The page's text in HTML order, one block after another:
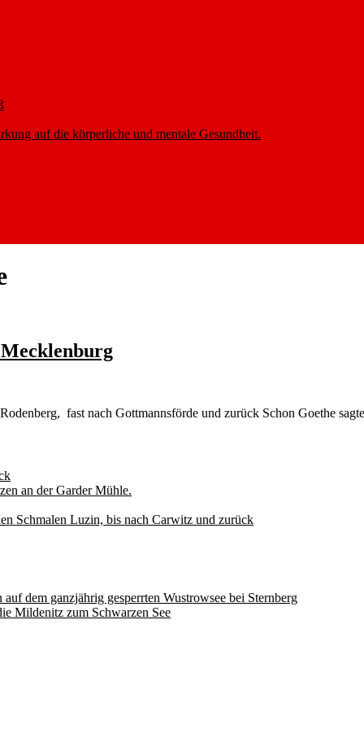
auf die körperliche und mentale Gesundheit.
fast nach Gottmannsförde und zurück Schon Goethe
an der Garder Mühle.
Schmalen Luzin, bis nach Carwitz und zurück
dem ganzjährig gesperrten Wustrowsee bei Sternberg
Mildenitz zum Schwarzen See